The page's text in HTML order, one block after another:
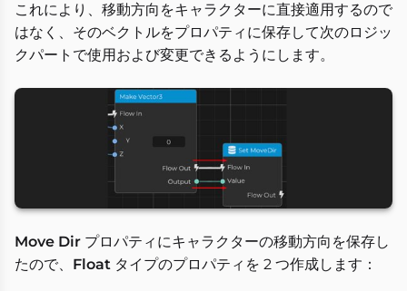
これにより、移動方向をキャラクターに直接適用するので
はなく、そのベクトルをプロパティに保存して次のロジッ
クパートで使用および変更できるようにします。
Move Dir プロパティにキャラクターの移動方向を保存し
たので、 Float タイプのプロパティを 2 つ作成します：